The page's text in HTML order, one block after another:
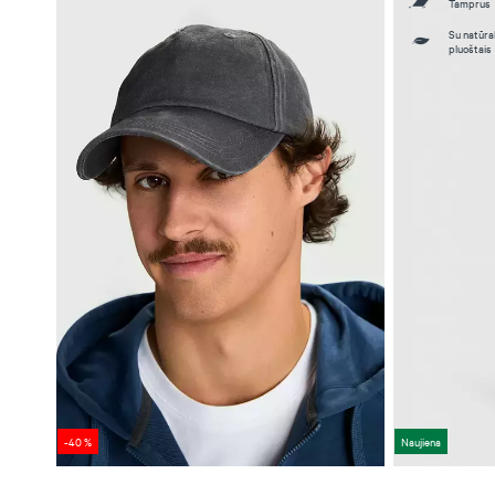
-40 %
Su
pluoštais
Naujiena